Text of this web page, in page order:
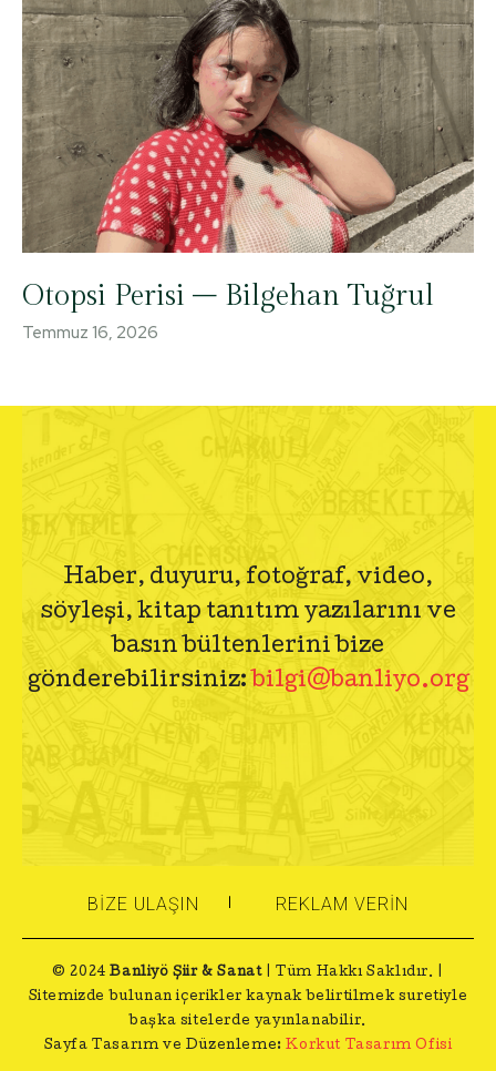
Otopsi Perisi – Bilgehan Tuğrul
Temmuz 16, 2026
Haber, duyuru, fotoğraf, video,
söyleşi, kitap tanıtım yazılarını ve
basın bültenlerini bize
gönderebilirsiniz: bilgi@banliyo.org
BIZE ULAŞIN REKLAM VERIN
© 2024Banliyö Şiir & Sanat
| Tüm Hakkı Saklıdır. |
Sitemizde bulunan içerikler kaynak belirtilmek suretiyle
başka sitelerde yayınlanabilir.
Sayfa Tasarım ve Düzenleme:Korkut Tasarım Ofisi